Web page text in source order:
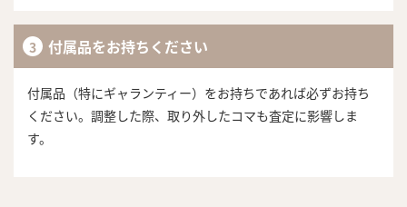
付属品をお持ちください
付属品（特にギャランティー）をお持ちであれば必ずお持ち
ください。調整した際、取り外したコマも査定に影響しま
す。